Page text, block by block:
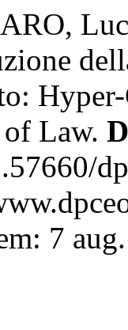
of Law.
7